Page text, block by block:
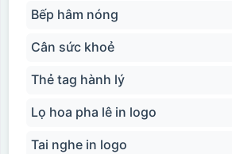
Bếp hâm nóng
Cân sức khoẻ
Thẻ tag hành lý
Lọ hoa pha lê in logo
Tai nghe in logo